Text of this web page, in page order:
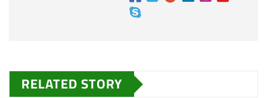
RELATED STORY